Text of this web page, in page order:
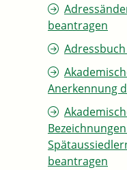
beantragen
Anerkennung
beantragen